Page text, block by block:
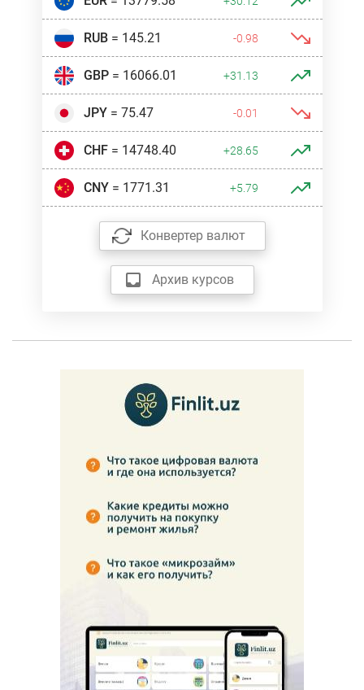
RUB= 145.21 -0.98
GBP= 16066.01 +31.13
JPY= 75.47 -0.01
CHF= 14748.40 +28.65
CNY= 1771.31 +5.79
Конвертер валют
Архив курсов